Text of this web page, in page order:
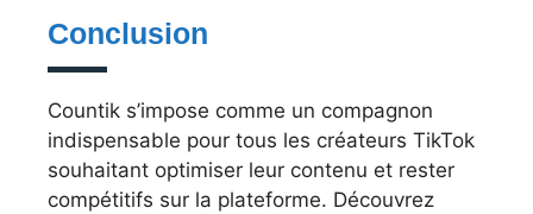
Conclusion
Countik s’impose comme un compagnon
indispensable pour tous les créateurs TikTok
souhaitant optimiser leur contenu et rester
compétitifs sur la plateforme. Découvrez